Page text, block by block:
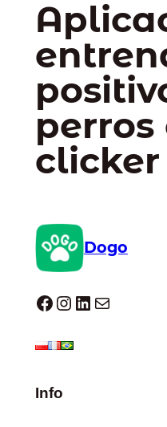
perros
clicker
Dogo
Dogo facebook InstagramLinkedIn Correo electrónico
Info